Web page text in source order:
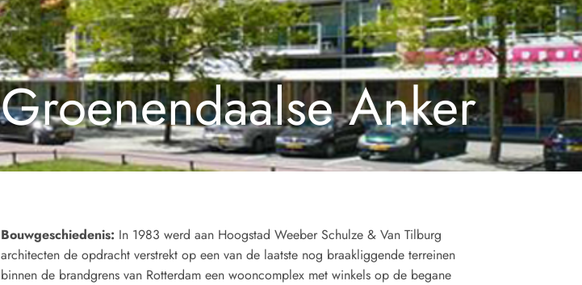
Groenendaalse Anker
Bouwgeschiedenis: In 1983 werd aan Hoogstad Weeber Schulze & Van Tilburg
architecten de opdracht verstrekt op een van de laatste nog braakliggende terreinen
binnen de brandgrens van Rotterdam een wooncomplex met winkels op de begane